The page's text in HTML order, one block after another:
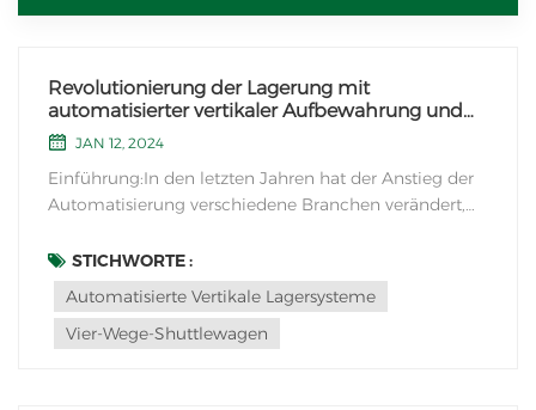
Revolutionierung der Lagerung mit
automatisierter vertikaler Aufbewahrung und
Vier-Wege-Shuttle-Autos
JAN 12, 2024
Einführung:In den letzten Jahren hat der Anstieg der
Automatisierung verschiedene Branchen verändert,
Das Aufkommen von automatisierte vertikale
Speichersysteme und die Integration von modernen
Technologien wie z. Vier-Wege-Shuttle-Autos, haben
di...
STICHWORTE :
Automatisierte Vertikale Lagersysteme
Vier-Wege-Shuttlewagen